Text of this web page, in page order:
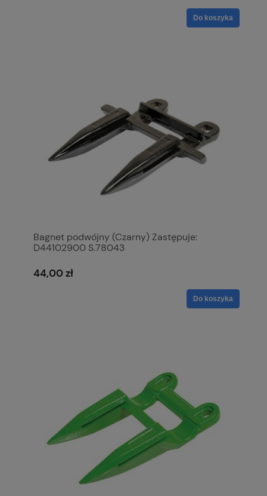
Do koszyka
Bagnet podwójny (Czarny) Zastępuje:
D44102900 S.78043
44,00 zł
Do koszyka